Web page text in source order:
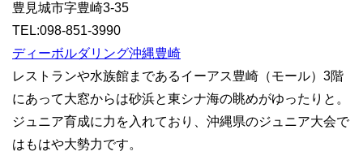
豊見城市字豊崎3-35
TEL:098-851-3990
ディーボルダリング沖縄豊崎
レストランや水族館まであるイーアス豊崎（モール）3階
にあって大窓からは砂浜と東シナ海の眺めがゆったりと。
ジュニア育成に力を入れており、沖縄県のジュニア大会で
はもはや大勢力です。